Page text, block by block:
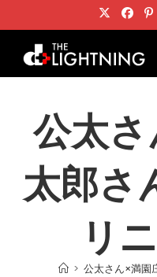
ン
公太
太郎さ
リ
> 公太さん×満園